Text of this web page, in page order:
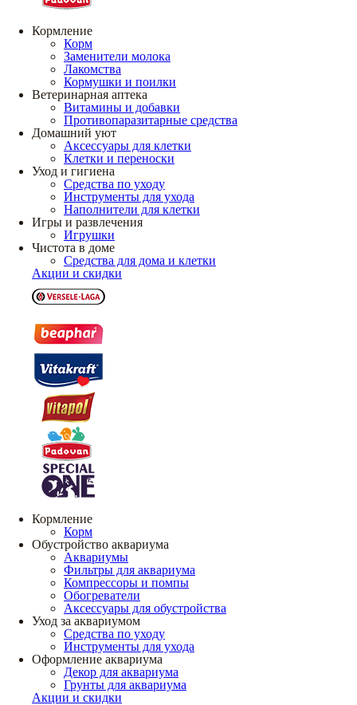
Кормление
Корм
Заменители молока
Лакомства
Кормушки и поилки
Ветеринарная аптека
Витамины и добавки
Противопаразитарные средства
Домашний уют
Аксессуары для клетки
Клетки и переноски
Уход и гигиена
Средства по уходу
Инструменты для ухода
Наполнители для клетки
Игры и развлечения
Игрушки
Чистота в доме
Средства для дома и клетки
Акции и скидки
Кормление
Корм
Обустройство аквариума
Аквариумы
Фильтры для аквариума
Компрессоры и помпы
Обогреватели
Аксессуары для обустройства
Уход за аквариумом
Средства по уходу
Инструменты для ухода
Оформление аквариума
Декор для аквариума
Грунты для аквариума
Акции и скидки